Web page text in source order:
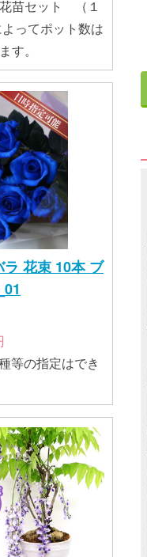
苗セット （１
ってポット数は
す。
ラ 花束 10本 ブ
等の指定はでき